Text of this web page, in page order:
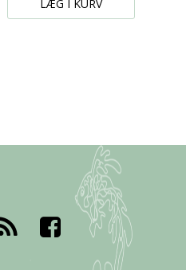
LÆG I KURV